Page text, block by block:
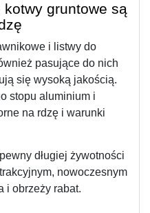
gruntowe są
i listwy do
pasujące do nich
się wysoką jakością.
stopu aluminium i
na rdzę i warunki
długiej żywotności
nowoczesnym
i obrzeży rabat.